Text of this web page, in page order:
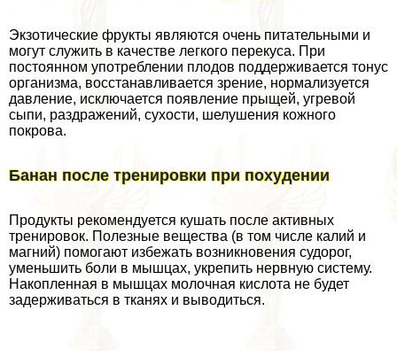
Экзотические фрукты являются очень питательными и
могут служить в качестве легкого перекуса. При
постоянном употрeблении плодов поддерживается тонус
организма, восстанавливается зрение, нормализуется
давление, исключается появление прыщей, угревой
сыпи, раздражений, сухости, шелушения кожного
покрова.
Банан после тренировки при похудении
Продукты рекомендуется кушать после активных
тренировок. Полезные вещества (в том числе калий и
магний) помогают избежать возникновения судорог,
уменьшить боли в мышцах, укрепить нервную систему.
Накопленная в мышцах молочная кислота не будет
задерживаться в тканях и выводиться.